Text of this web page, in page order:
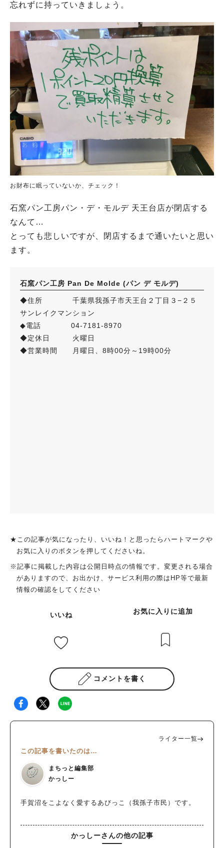
忘れずに持っていきましょう。
お財布に眠っていないか、チェック！
石窯パン工房パン・デ・モルデ 天王台店が閉店する
なんて…
とっても悲しいですが、閉店するまで通いたいと思い
ます。
石窯パン工房 Pan De Molde (パン デ モルデ)
◆住所 千葉県我孫子市天王台２丁目３−２５
サンレイクマンション
◆電話 04-7181-8970
◆定休日 火曜日
◆営業時間 月曜日、8時00分～19時00分
★この記事が気になったり、いいね！と思ったらハートマークや
お気に入りのボタンを押してくださいね。
※記事に掲載した内容は公開日時点の情報です。変更される場合
がありますので、お出かけ、サービス利用の際はHP等で最新
情報の確認をしてください
いいね お気に入りに追加
コメントを書く
ライター一覧
この記事を書いたのは…
まちっと編集部
かっしー
手賀沼をこよなく愛するあびっこ（我孫子市民）です。
かっしーさんの他の記事